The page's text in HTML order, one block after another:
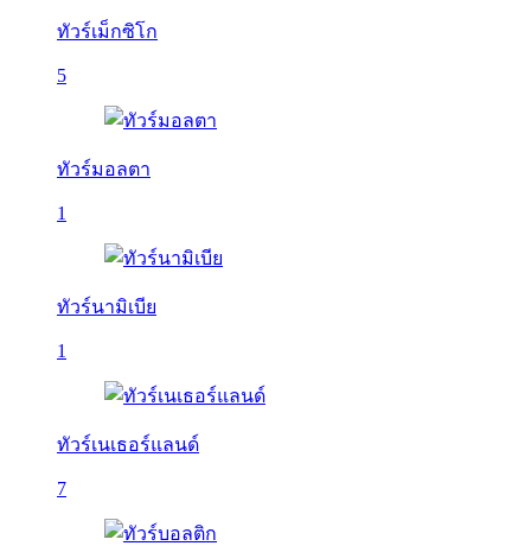
ทัวร์เม็กซิโก
5
ทัวร์มอลตา
1
ทัวร์นามิเบีย
1
ทัวร์เนเธอร์แลนด์
7